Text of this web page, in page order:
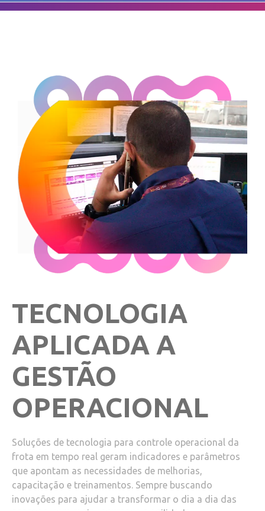
TECNOLOGIA
APLICADA A
GESTÃO
OPERACIONAL
Soluções de tecnologia para controle operacional da
frota em tempo real geram indicadores e parâmetros
que apontam as necessidades de melhorias,
capacitação e treinamentos. Sempre buscando
inovações para ajudar a transformar o dia a dia das